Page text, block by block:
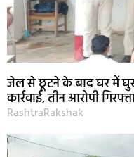
जेल से छूटने के बाद घर में
कार्रवाई, तीन आरोपी
RashtraRakshak